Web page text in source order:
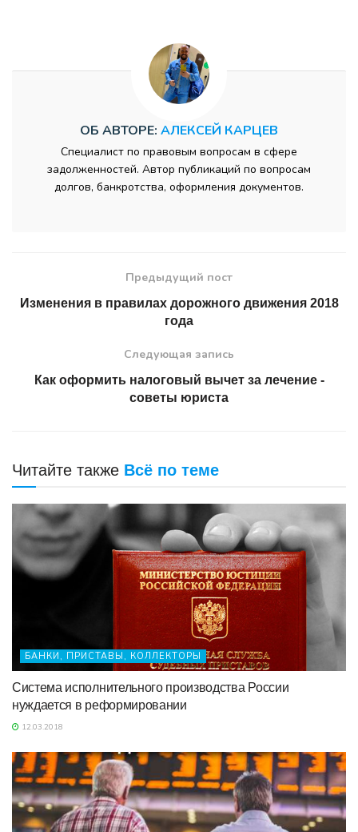
ОБ АВТОРЕ: АЛЕКСЕЙ КАРЦЕВ
Специалист по правовым вопросам в сфере
задолженностей. Автор публикаций по вопросам
долгов, банкротства, оформления документов.
Предыдущий пост
Изменения в правилах дорожного движения 2018
года
Следующая запись
Как оформить налоговый вычет за лечение -
советы юриста
Читайте также Всё по теме
БАНКИ, ПРИСТАВЫ, КОЛЛЕКТОРЫ
Система исполнительного производства России
нуждается в реформировании
12.03.2018